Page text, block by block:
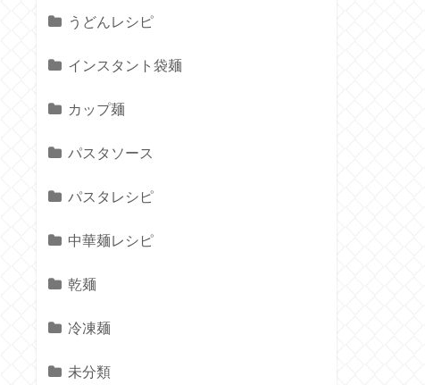
うどんレシピ
インスタント袋麺
カップ麺
パスタソース
パスタレシピ
中華麺レシピ
乾麺
冷凍麺
未分類